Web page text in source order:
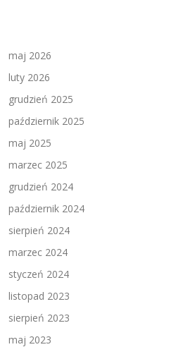
maj 2026
luty 2026
grudzień 2025
październik 2025
maj 2025
marzec 2025
grudzień 2024
październik 2024
sierpień 2024
marzec 2024
styczeń 2024
listopad 2023
sierpień 2023
maj 2023